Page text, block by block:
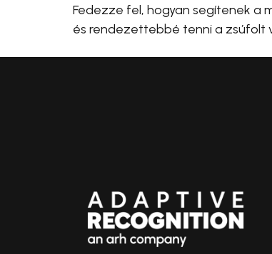
Fedezze fel, hogyan segítenek a
és rendezettebbé tenni a zsúfolt